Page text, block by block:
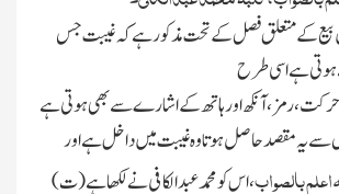
بیع کے متعلق فصل کے تحت مذکور ہے کہ غیبت جس
ہے اسی طرح
اور ہاتھ کے اشارے سے بھی ہوتی ہے
یہ مقصدحاصل ہوتا وہ غیبت میں داخل ہے اور
بالصواب،اس کو محمد عبدالکافی نے لکھا ہے(ت)